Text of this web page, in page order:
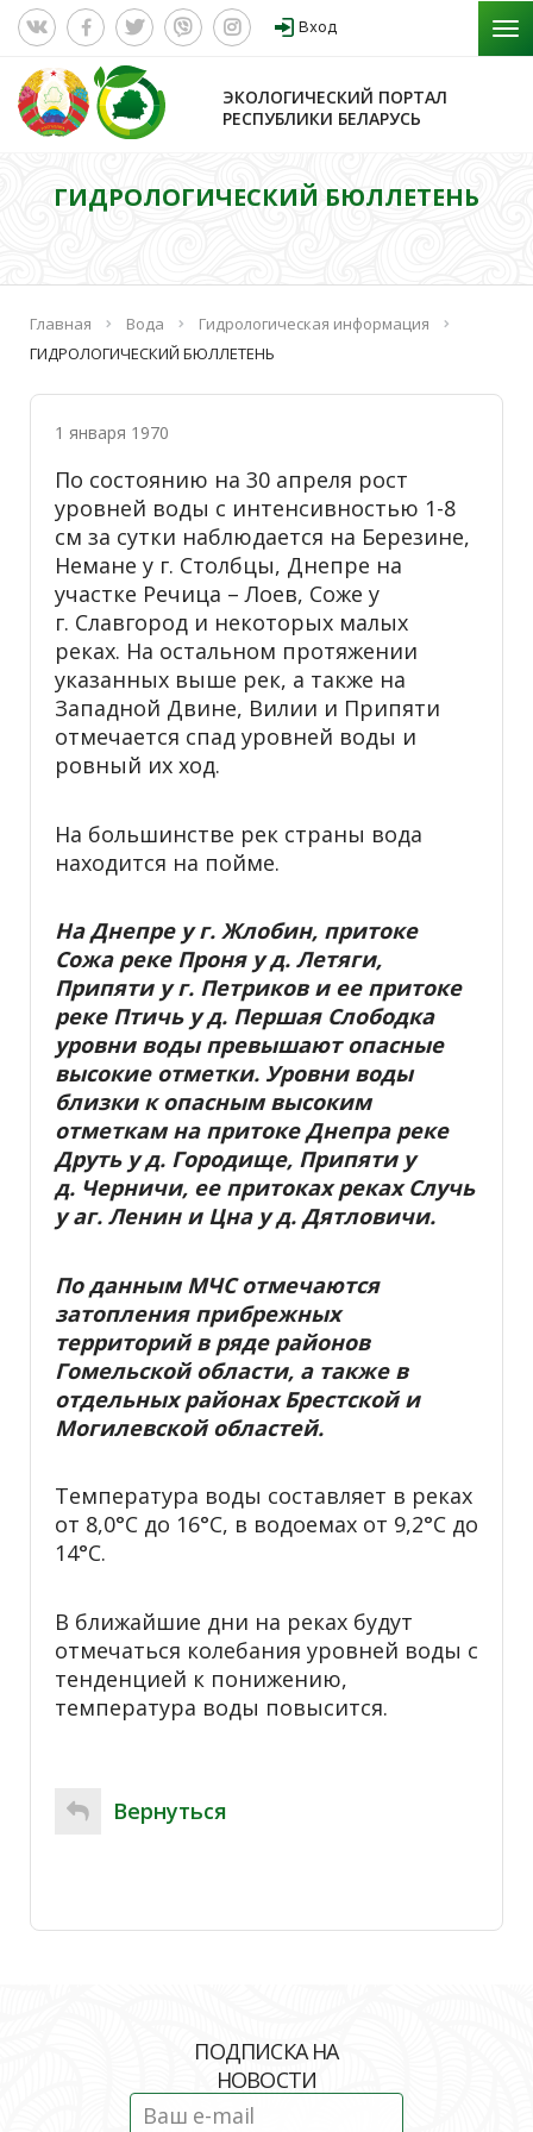
Вход
ЭКОЛОГИЧЕСКИЙ ПОРТАЛ
РЕСПУБЛИКИ БЕЛАРУСЬ
ГИДРОЛОГИЧЕСКИЙ БЮЛЛЕТЕНЬ
Главная Вода
Гидрологическая информация
ГИДРОЛОГИЧЕСКИЙ БЮЛЛЕТЕНЬ
1 января 1970
По состоянию на 30 апреля рост
уровней воды с интенсивностью 1-8
см за сутки наблюдается на Березине,
Немане у г. Столбцы, Днепре на
участке Речица – Лоев, Соже у
г. Славгород и некоторых малых
реках. На остальном протяжении
указанных выше рек, а также на
Западной Двине, Вилии и Припяти
отмечается спад уровней воды и
ровный их ход.
На большинстве рек страны вода
находится на пойме.
На Днепре у г. Жлобин, притоке
Сожа реке Проня у д. Летяги,
Припяти у г. Петриков и ее притоке
реке Птичь у д. Першая Слободка
уровни воды превышают опасные
высокие отметки. Уровни воды
близки к опасным высоким
отметкам на притоке Днепра реке
Друть у д. Городище, Припяти у
д. Черничи, ее притоках реках Случь
у аг. Ленин и Цна у д. Дятловичи.
По данным МЧС отмечаются
затопления прибрежных
территорий в ряде районов
Гомельской области, а также в
отдельных районах Брестской и
Могилевской областей.
Температура воды составляет в реках
от 8,0°С до 16°С, в водоемах от 9,2°С до
14°С.
В ближайшие дни на реках будут
отмечаться колебания уровней воды с
тенденцией к понижению,
температура воды повысится.
Вернуться
ПОДПИСКА НА
НОВОСТИ